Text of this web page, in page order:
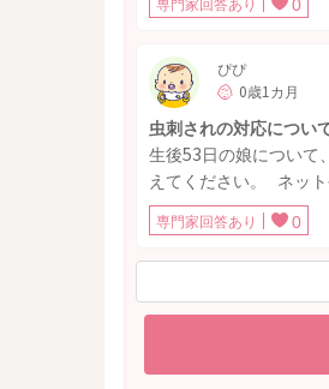
間、平日日中のお世話
宅、お風呂と晩ご飯を
ていました。 (離乳食
です。) 土日は休みな
担当してくれていまし
ない時期があったり、
て寝なかったり、基本
いてくれていたと思い
子のお世話をこの3ヵ
になりました。 その結
の寝かしつけやお風
ました。 (元々私には
ぴぴ
0歳1カ月
虫刺されの対応につい
生後53日の娘について
えてください。 ネッ
月齢は虫に刺されたら
いい」という意見と、
夫」という意見の両方
断すればよいのか知
合は基本的に受診した
とも様子見でよいこ
見でよい場合、どの
専門家回答あり 0